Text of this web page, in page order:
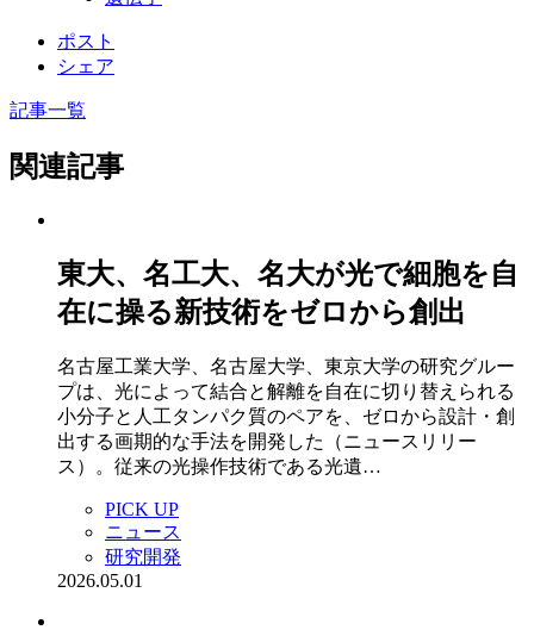
ポスト
シェア
記事一覧
関連記事
東大、名工大、名大が光で細胞を自
在に操る新技術をゼロから創出
名古屋工業大学、名古屋大学、東京大学の研究グルー
プは、光によって結合と解離を自在に切り替えられる
小分子と人工タンパク質のペアを、ゼロから設計・創
出する画期的な手法を開発した（ニュースリリー
ス）。従来の光操作技術である光遺…
PICK UP
ニュース
研究開発
2026.05.01